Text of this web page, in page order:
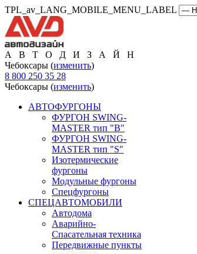
TPL_av_LANG_MOBILE_MENU_LABEL
А В Т О Д И З А Й Н
Чебоксары (изменить)
8 800 250 35 28
Чебоксары (изменить)
АВТОФУРГОНЫ
ФУРГОН SWING-
MASTER тип "B"
ФУРГОН SWING-
MASTER тип "S"
Изотермические
фургоны
Модульные фургоны
Спецфургоны
СПЕЦАВТОМОБИЛИ
Автодома
Аварийно-
Спасательная техника
Передвижные пункты